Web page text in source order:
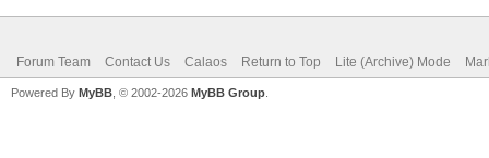
Forum Team Contact Us Calaos Return to Top Lite (Archive) Mode
Powered By MyBB , © 2002-2026 MyBB Group